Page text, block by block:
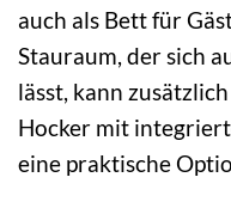
auch als Bett für
Stauraum, der sich
lässt, kann
Hocker mit
eine praktische